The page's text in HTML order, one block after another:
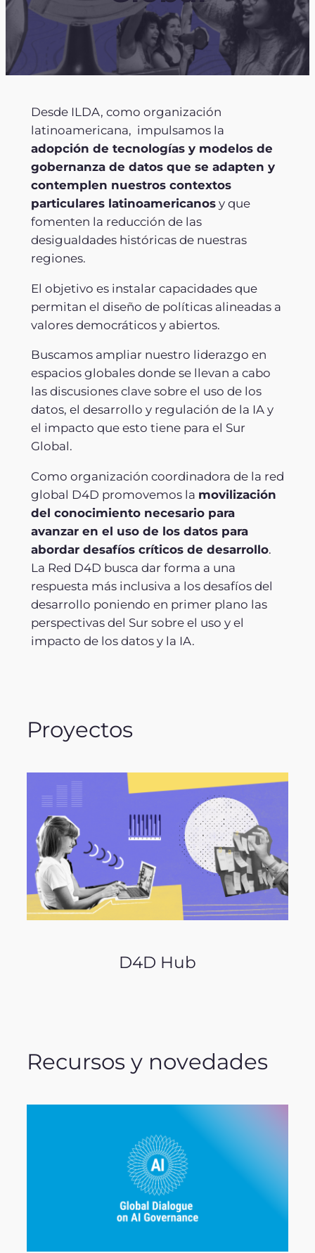
Desde ILDA, como organización
latinoamericana, impulsamos la
adopción de tecnologías y modelos de
gobernanza de datos que se adapten y
contemplen nuestros contextos
particulares latinoamericanosy que
fomenten la reducción de las
desigualdades históricas de nuestras
regiones.
El objetivo es instalar capacidades que
permitan el diseño de políticas alineadas a
valores democráticos y abiertos.
Buscamos ampliar nuestro liderazgo en
espacios globales donde se llevan a cabo
las discusiones clave sobre el uso de los
datos, el desarrollo y regulación de la IA y
el impacto que esto tiene para el Sur
Global.
Como organización coordinadora de la red
global D4D promovemos la movilización
del conocimiento necesario para
avanzar en el uso de los datos para
abordar desafíos críticos de desarrollo.
La Red D4D busca dar forma a una
respuesta más inclusiva a los desafíos del
desarrollo poniendo en primer plano las
perspectivas del Sur sobre el uso y el
impacto de los datos y la IA.
Proyectos
D4D Hub
Recursos y novedades